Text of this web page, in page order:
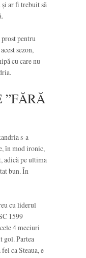
ar fi trebuit să
pentru
sezon,
cu care nu
”FĂRĂ
s-a
în mod ironic,
adică pe ultima
bun. În
cu liderul
1599
4 meciuri
gol. Partea
ca Steaua, e